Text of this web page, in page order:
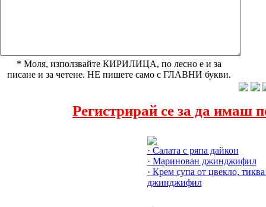
* Моля, използвайте КИРИЛИЦА, по лесно е и за
писане и за четене. НЕ пишете само с ГЛАВНИ букви.
Регистрирай се за да имаш
· Салата с ряпа дайкон
· Маринован джинджифил
· Крем супа от цвекло,
джинджифил